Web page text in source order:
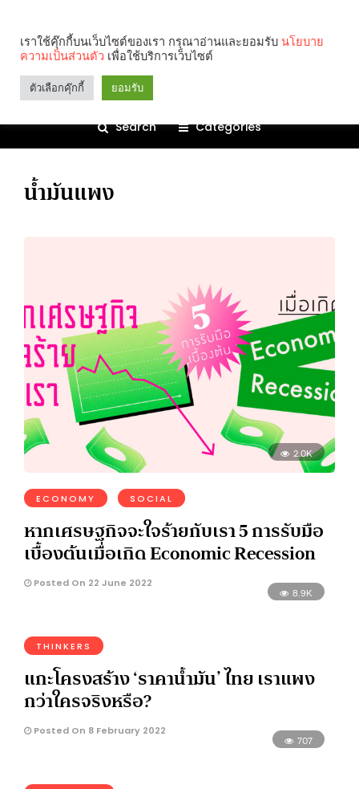
Search Categories
น้ำมันแพง
2.0K
ECONOMY SOCIAL
หากเศรษฐกิจจะใจร้ายกับเรา 5 การรับมือ
เบื้องต้นเมื่อเกิด Economic Recession
Posted On 22 June 2022
8.9K
THINKERS
แกะโครงสร้าง ‘ราคาน้ำมัน’ ไทย เราแพง
กว่าใครจริงหรือ?
Posted On 8 February 2022
707
เราใช้คุ๊กกี้บนเว็บไซต์ของเรา กรุณาอ่านและยอมรับ นโยบาย
ความเป็นส่วนตัว เพื่อใช้บริการเว็บไซต์
ตัวเลือกคุ๊กกี้ ยอมรับ